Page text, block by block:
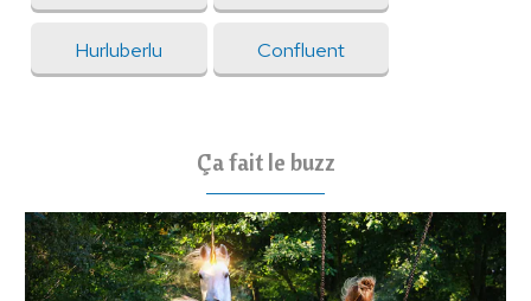
Hurluberlu Confluent
Ça fait le buzz